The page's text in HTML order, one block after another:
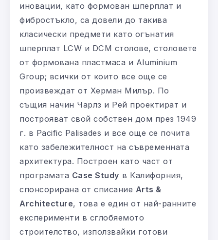
иновации, като формован шперплат и
фибростъкло, са довели до такива
класически предмети като огънатия
шперплат LCW и DCM столове, столовете
от формована пластмаса и Aluminium
Group; всички от които все още се
произвеждат от Херман Милър. По
същия начин Чарлз и Рей проектират и
построяват свой собствен дом през 1949
г. в Pacific Palisades и все още се почита
като забележителност на съвременната
архитектура. Построен като част от
програмата Case Study в Калифорния,
спонсорирана от списание Arts &
Architecture, това е един от най-ранните
експерименти в сглобяемото
строителство, използвайки готови